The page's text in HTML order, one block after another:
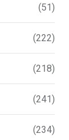
(51)
(222)
(218)
(241)
(234)